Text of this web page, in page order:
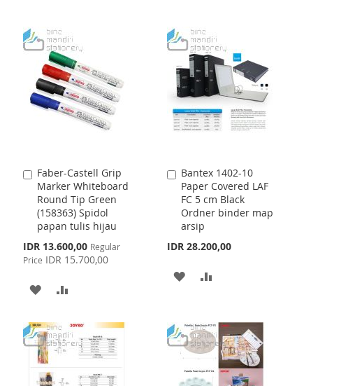
LIST
LIST
Faber-Castell Grip
Marker Whiteboard
Round Tip Green
(158363) Spidol
papan tulis hijau
Special
Price
IDR 13.600,00 Regular
Price IDR 15.700,00
Add
to
Cart
ADD
WISH
LIST
COMPARE
Bantex 1402-10
Paper Covered LAF
FC 5 cm Black
Ordner binder map
arsip
IDR 28.200,00
Add
to
Cart
ADD
WISH
LIST
COMPARE